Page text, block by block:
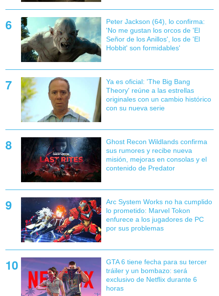
Peter Jackson (64), lo confirma:
'No me gustan los orcos de 'El
Señor de los Anillos', los de 'El
Hobbit' son formidables'
Ya es oficial: 'The Big Bang
Theory' reúne a las estrellas
originales con un cambio histórico
con su nueva serie
Ghost Recon Wildlands confirma
sus rumores y recibe nueva
misión, mejoras en consolas y el
contenido de Predator
Arc System Works no ha cumplido
lo prometido: Marvel Tokon
enfurece a los jugadores de PC
por sus problemas
GTA 6 tiene fecha para su tercer
tráiler y un bombazo: será
exclusivo de Netflix durante 6
horas